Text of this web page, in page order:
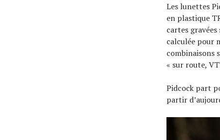
Les lunettes
en plastique
cartes
calculée pour
combinaisons
« sur route,
Pidcock part
partir